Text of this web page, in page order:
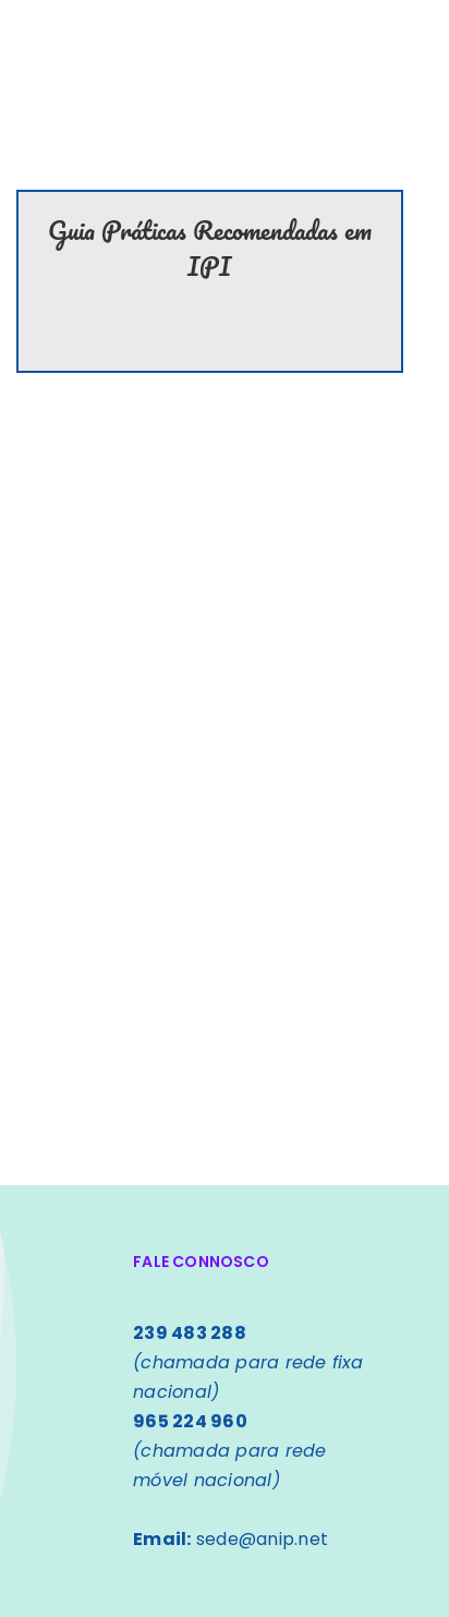
Guia Práticas Recomendadas em
IPI
FALE CONNOSCO
239 483 288
(chamada para rede fixa
nacional)
965 224 960
(chamada para rede
móvel nacional)
Email: sede@anip.net